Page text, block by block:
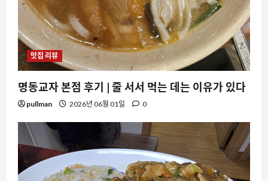
맛집 리뷰
명동교자 본점 후기 | 줄 서서 먹는 데는 이유가 있다
pullman 2026년 06월 01일 0